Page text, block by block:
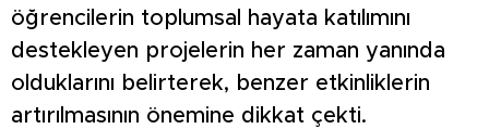
öğrencilerin toplumsal hayata katılımını
destekleyen projelerin her zaman yanında
olduklarını belirterek, benzer etkinliklerin
artırılmasının önemine dikkat çekti.